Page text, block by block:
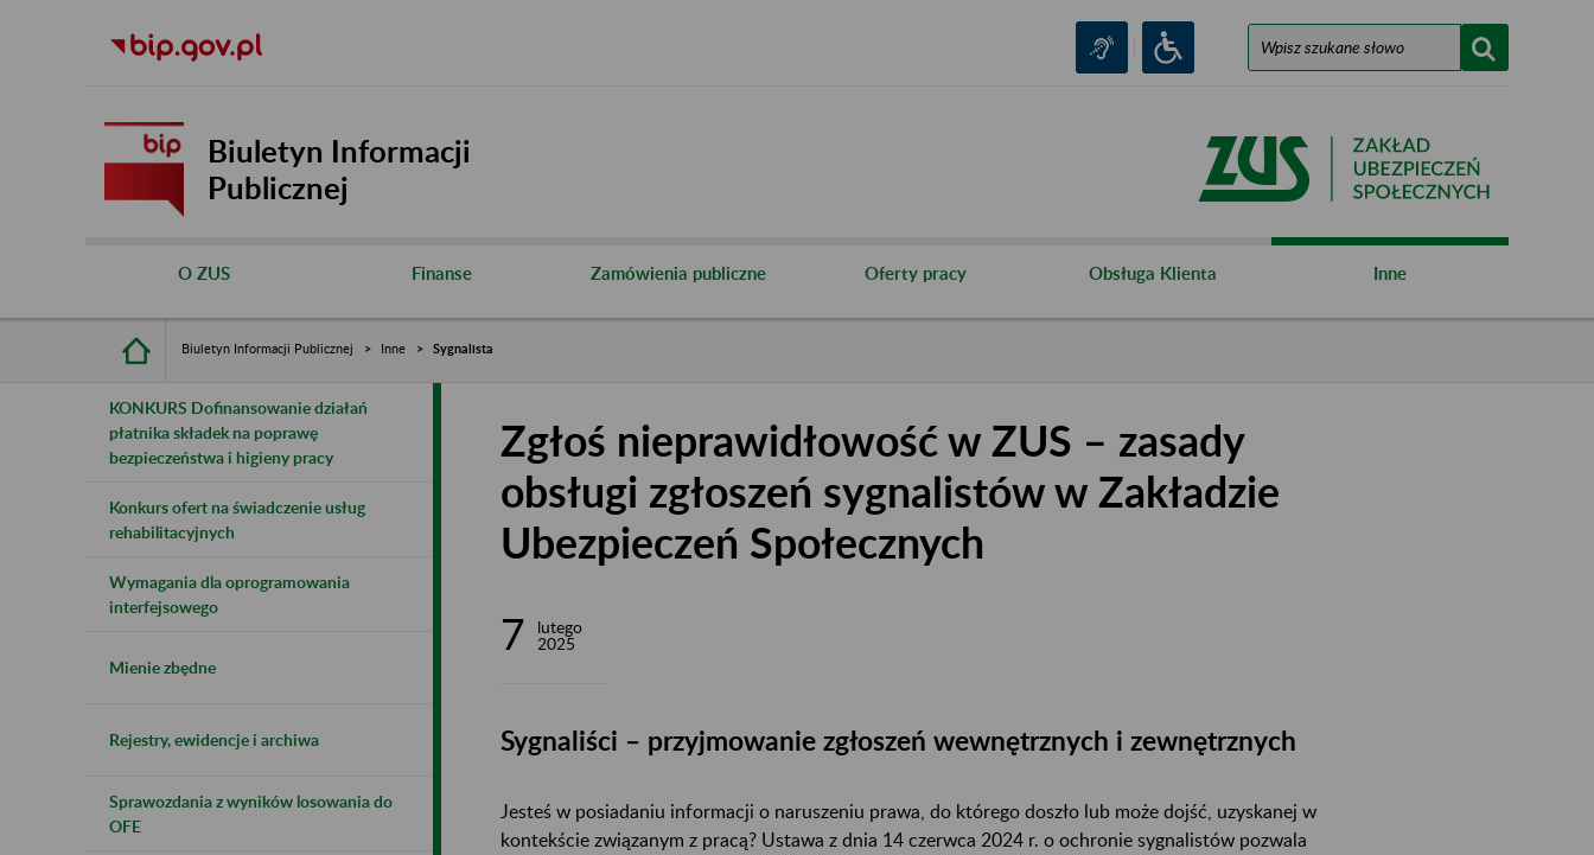
Biuletyn Informacji
Publicznej
O ZUS Finanse Zamówienia publiczne Oferty pracy Obsługa Klienta Inne
Biuletyn Informacji Publicznej Inne Sygnalista
KONKURS Dofinansowanie działań
płatnika składek na poprawę
bezpieczeństwa i higieny pracy
Konkurs ofert na świadczenie usług
rehabilitacyjnych
Wymagania dla oprogramowania
interfejsowego
Mienie zbędne
Rejestry, ewidencje i archiwa
Sprawozdania z wyników losowania do
OFE
Zgłoś nieprawidłowość w ZUS – zasady
obsługi zgłoszeń sygnalistów w Zakładzie
Ubezpieczeń Społecznych
7
lutego
2025
Sygnaliści – przyjmowanie zgłoszeń wewnętrznych i zewnętrznych
Jesteś w posiadaniu informacji o naruszeniu prawa, do którego doszło lub może dojść, uzyskanej w
kontekście związanym z pracą? Ustawa z dnia 14 czerwca 2024 r. o ochronie sygnalistów pozwala